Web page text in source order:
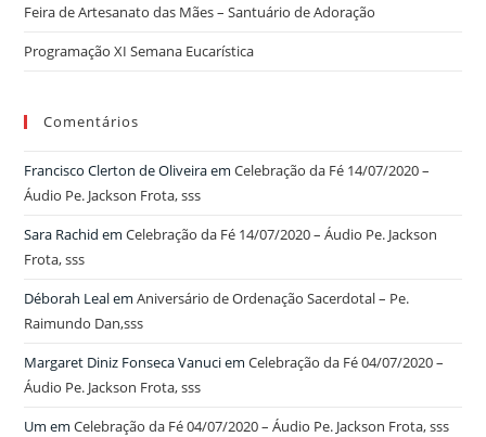
Feira de Artesanato das Mães – Santuário de Adoração
Programação XI Semana Eucarística
Comentários
Francisco Clerton de OliveiraemCelebração da Fé 14/07/2020 –
Áudio Pe. Jackson Frota, sss
Sara Rachid emCelebração da Fé 14/07/2020 – Áudio Pe. Jackson
Frota, sss
Déborah LealemAniversário de Ordenação Sacerdotal – Pe.
Raimundo Dan,sss
Margaret Diniz Fonseca VanuciemCelebração da Fé 04/07/2020 –
Áudio Pe. Jackson Frota, sss
Um emCelebração da Fé 04/07/2020 – Áudio Pe. Jackson Frota, sss